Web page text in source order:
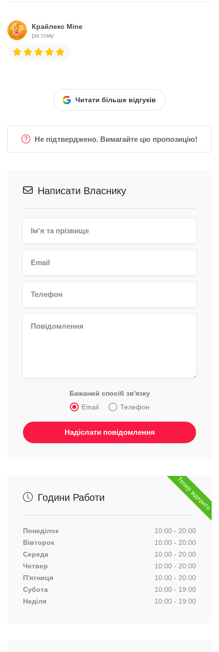
Крайлекс Mine
рік тому
Читати більше відгуків
Не підтверджено. Вимагайте цю пропозицію!
Написати Власнику
Бажаний спосіб зв'язку
Email
Телефон
Тепер відкрито
Години Работи
Понеділок
10:00 - 20:00
Вівторок
10:00 - 20:00
Середа
10:00 - 20:00
Четвер
10:00 - 20:00
П'ятниця
10:00 - 20:00
Субота
10:00 - 19:00
Неділя
10:00 - 19:00